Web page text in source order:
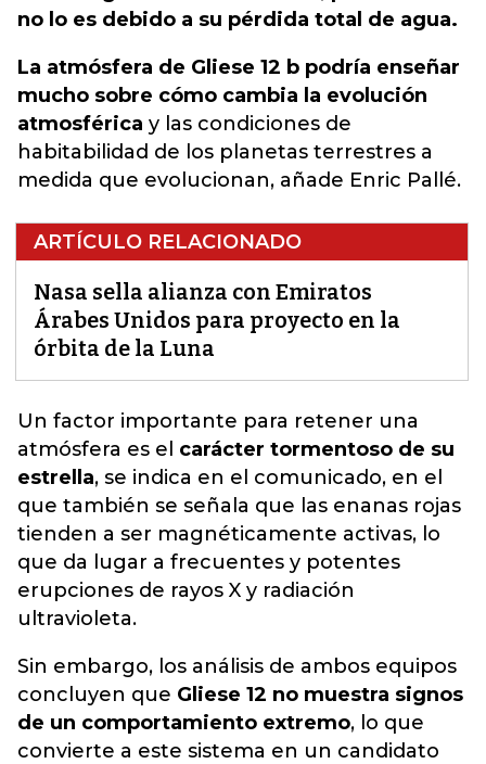
no lo es debido a su pérdida total de agua.
La atmósfera de Gliese 12 b podría enseñar
mucho sobre cómo cambia la evolución
atmosférica y las condiciones de
habitabilidad de los planetas terrestres a
medida que evolucionan, añade Enric Pallé.
ARTÍCULO RELACIONADO
Nasa sella alianza con Emiratos
Árabes Unidos para proyecto en la
órbita de la Luna
Un factor importante para retener una
atmósfera es el carácter tormentoso de su
estrella, se indica en el comunicado, en el
que también se señala que las enanas rojas
tienden a ser magnéticamente activas, lo
que da lugar a frecuentes y potentes
erupciones de rayos X y radiación
ultravioleta.
Sin embargo, los análisis de ambos equipos
concluyen que Gliese 12 no muestra signos
de un comportamiento extremo, lo que
convierte a este sistema en un candidato